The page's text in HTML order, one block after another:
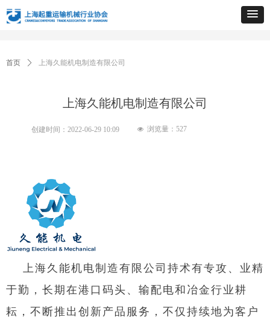
上海久能机电制造有限公司
上海久能机电制造有限公司持术有专攻、业精
于勤，长期在港口码头、输配电和冶金行业耕
耘，不断推出创新产品服务，不仅持续地为客户
首页 ꄲ 上海久能机电制造有限公司
创建时间： 2022-06-29 10:09 넶 浏览量： 527